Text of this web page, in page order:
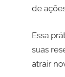
de
Essa
suas
atrair